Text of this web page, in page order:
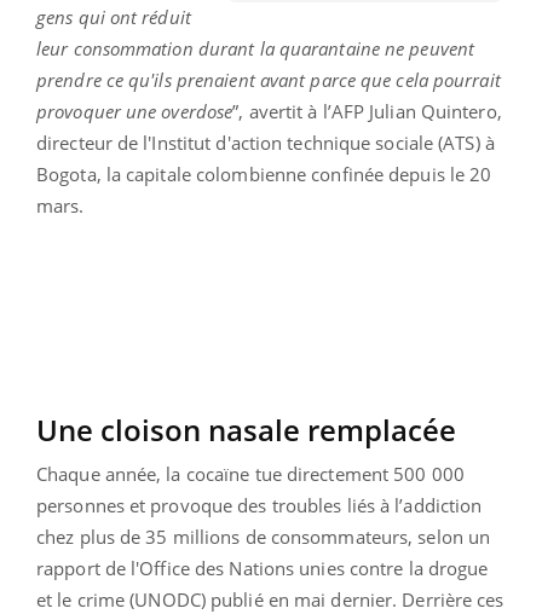
gens qui ont réduit
leur consommation durant la quarantaine ne peuvent
prendre ce qu'ils prenaient avant parce que cela pourrait
provoquer une overdose”, avertit à l’AFP Julian Quintero,
directeur de l'Institut d'action technique sociale (ATS) à
Bogota, la capitale colombienne confinée depuis le 20
mars.
Une cloison nasale remplacée
Chaque année, la cocaïne tue directement 500 000
personnes et provoque des troubles liés à l’addiction
chez plus de 35 millions de consommateurs, selon un
rapport de l'Office des Nations unies contre la drogue
et le crime (UNODC) publié en mai dernier. Derrière ces